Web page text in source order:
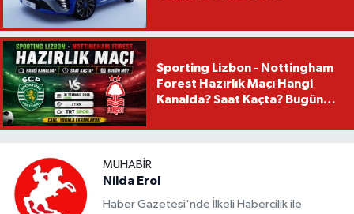
Sporting Lizbon - Nottingham
Forest Hazırlık Maçı Hangi
Kanalda? Saat Kaçta? Bugün
MUHABIR
Nilda Erol
Haber Gazetesi'nde İlkeli Habercilik ile